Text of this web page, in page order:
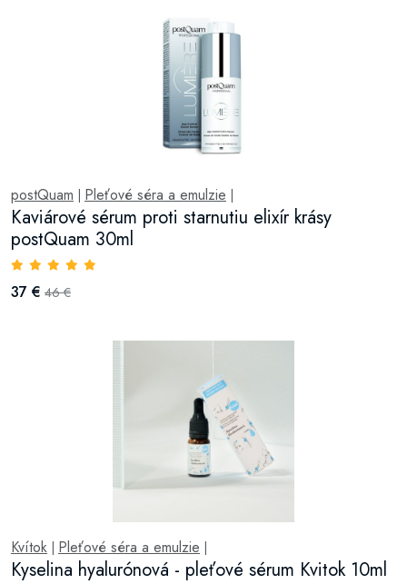
postQuam | Pleťové séra a emulzie |
Kaviárové sérum proti starnutiu elixír krásy
postQuam 30ml
37 € 46 €
Kvítok | Pleťové séra a emulzie |
Kyselina hyalurónová - pleťové sérum Kvitok 10ml